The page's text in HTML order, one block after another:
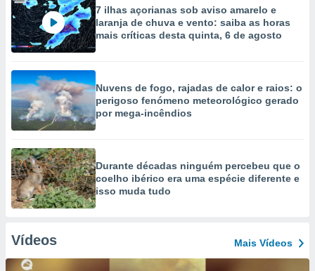
7 ilhas açorianas sob aviso amarelo e
laranja de chuva e vento: saiba as horas
mais críticas desta quinta, 6 de agosto
Nuvens de fogo, rajadas de calor e raios: o
perigoso fenómeno meteorológico gerado
por mega-incêndios
Durante décadas ninguém percebeu que o
coelho ibérico era uma espécie diferente e
isso muda tudo
Vídeos Mais Vídeos